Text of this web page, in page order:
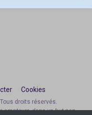
Cookies
droits réservés.
amateurs, dans un but non